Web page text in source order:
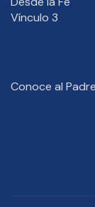
Vínculo 3
Conoce al